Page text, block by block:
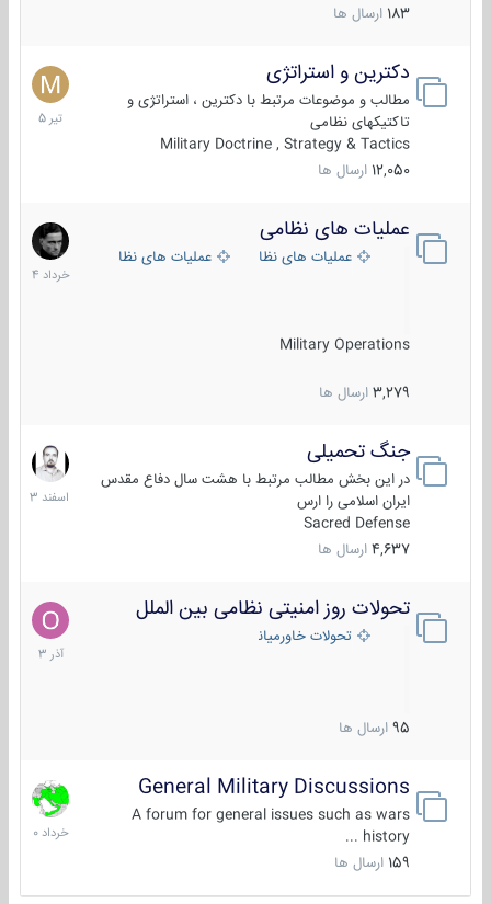
183 ارسال ها
دکترین و استراتژی
مطالب و موضوعات مرتبط با دکترین ، استراتژی و
تاکتیکهای نظامی
Military Doctrine , Strategy & Tactics
12,050 ارسال ها
27
تیر
1405
عملیات های نظامی
عملیات های نظامی ایرانعملیات های نظامی خارجی
Military Operations
3,279 ارسال ها
5
خرداد
1404
جنگ تحمیلی
در این بخش مطالب مرتبط با هشت سال دفاع مقدس
ایران اسلامی را ارس
Sacred Defense
4,637 ارسال ها
20
اسفند
1403
تحولات روز امنیتی نظامی بین الملل
تحولات خاورمیانه
95 ارسال ها
21
آذر
1403
General Military Discussions
A forum for general issues such as wars
history ...
159 ارسال ها
10
خرداد
1400